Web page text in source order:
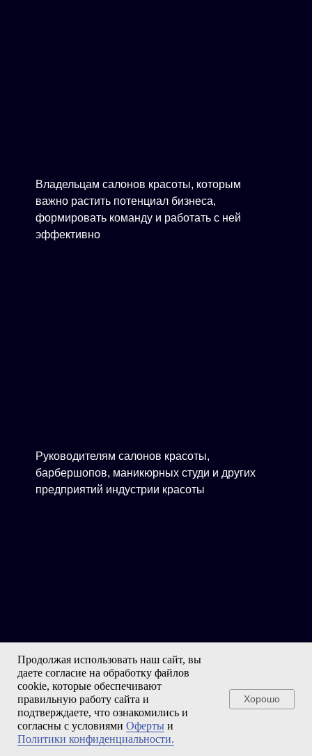
Владельцам салонов красоты, которым
важно растить потенциал бизнеса,
формировать команду и работать с ней
эффективно
Руководителям салонов красоты,
барбершопов, маникюрных студи и других
предприятий индустрии красоты
Экспертам, которые развивают салоны,
прокачивают свою экспертизу и дают
клиентам только актуальные решения
Продолжая использовать наш сайт, вы
даете согласие на обработку файлов
cookie, которые обеспечивают
правильную работу сайта и
подтверждаете, что ознакомились и
согласны с условиями Оферты и
Политики конфиденциальности.
Хорошо